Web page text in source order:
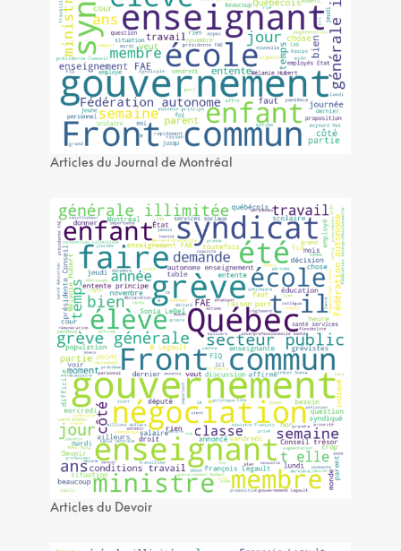
Articles du Journal de Montréal
Articles du Devoir